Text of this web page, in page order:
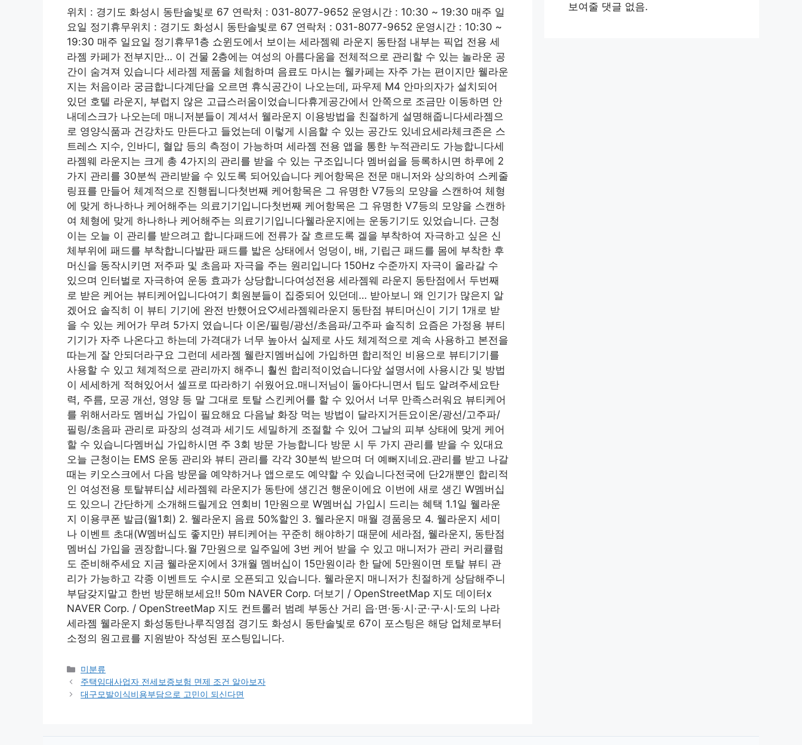
위치 : 경기도 화성시 동탄솔빛로 67 연락처 : 031-8077-9652 운영시간 : 10:30 ~ 19:30 매주 일
요일 정기휴무위치 : 경기도 화성시 동탄솔빛로 67 연락처 : 031-8077-9652 운영시간 : 10:30 ~
19:30 매주 일요일 정기휴무1층 쇼윈도에서 보이는 세라젬웨 라운지 동탄점 내부는 픽업 전용 세
라젬 카페가 전부지만… 이 건물 2층에는 여성의 아름다움을 전체적으로 관리할 수 있는 놀라운 공
간이 숨겨져 있습니다 세라젬 제품을 체험하며 음료도 마시는 웰카페는 자주 가는 편이지만 웰라운
지는 처음이라 궁금합니다계단을 오르면 휴식공간이 나오는데, 파우제 M4 안마의자가 설치되어
있던 호텔 라운지, 부럽지 않은 고급스러움이었습니다휴게공간에서 안쪽으로 조금만 이동하면 안
내데스크가 나오는데 매니저분들이 계셔서 웰라운지 이용방법을 친절하게 설명해줍니다세라젬으
로 영양식품과 건강차도 만든다고 들었는데 이렇게 시음할 수 있는 공간도 있네요세라체크존은 스
트레스 지수, 인바디, 혈압 등의 측정이 가능하며 세라젬 전용 앱을 통한 누적관리도 가능합니다세
라젬웨 라운지는 크게 총 4가지의 관리를 받을 수 있는 구조입니다 멤버쉽을 등록하시면 하루에 2
가지 관리를 30분씩 관리받을 수 있도록 되어있습니다 케어항목은 전문 매니저와 상의하여 스케줄
링표를 만들어 체계적으로 진행됩니다첫번째 케어항목은 그 유명한 V7등의 모양을 스캔하여 체형
에 맞게 하나하나 케어해주는 의료기기입니다첫번째 케어항목은 그 유명한 V7등의 모양을 스캔하
여 체형에 맞게 하나하나 케어해주는 의료기기입니다웰라운지에는 운동기기도 있었습니다. 근청
이는 오늘 이 관리를 받으려고 합니다패드에 전류가 잘 흐르도록 겔을 부착하여 자극하고 싶은 신
체부위에 패드를 부착합니다발판 패드를 밟은 상태에서 엉덩이, 배, 기립근 패드를 몸에 부착한 후
머신을 동작시키면 저주파 및 초음파 자극을 주는 원리입니다 150Hz 수준까지 자극이 올라갈 수
있으며 인터벌로 자극하여 운동 효과가 상당합니다여성전용 세라젬웨 라운지 동탄점에서 두번째
로 받은 케어는 뷰티케어입니다여기 회원분들이 집중되어 있던데… 받아보니 왜 인기가 많은지 알
겠어요 솔직히 이 뷰티 기기에 완전 반했어요♡세라젬웨라운지 동탄점 뷰티머신이 기기 1개로 받
을 수 있는 케어가 무려 5가지 였습니다 이온/필링/광선/초음파/고주파 솔직히 요즘은 가정용 뷰티
기기가 자주 나온다고 하는데 가격대가 너무 높아서 실제로 사도 체계적으로 계속 사용하고 본전을
따는게 잘 안되더라구요 그런데 세라젬 웰란지멤버십에 가입하면 합리적인 비용으로 뷰티기기를
사용할 수 있고 체계적으로 관리까지 해주니 훨씬 합리적이었습니다앞 설명서에 사용시간 및 방법
이 세세하게 적혀있어서 셀프로 따라하기 쉬웠어요.매니저님이 돌아다니면서 팁도 알려주세요탄
력, 주름, 모공 개선, 영양 등 말 그대로 토탈 스킨케어를 할 수 있어서 너무 만족스러워요 뷰티케어
를 위해서라도 멤버십 가입이 필요해요 다음날 화장 먹는 방법이 달라지거든요이온/광선/고주파/
필링/초음파 관리로 파장의 성격과 세기도 세밀하게 조절할 수 있어 그날의 피부 상태에 맞게 케어
할 수 있습니다멤버십 가입하시면 주 3회 방문 가능합니다 방문 시 두 가지 관리를 받을 수 있대요
오늘 근청이는 EMS 운동 관리와 뷰티 관리를 각각 30분씩 받으며 더 예뻐지네요.관리를 받고 나갈
때는 키오스크에서 다음 방문을 예약하거나 앱으로도 예약할 수 있습니다전국에 단2개뿐인 합리적
인 여성전용 토탈뷰티샵 세라젬웨 라운지가 동탄에 생긴건 행운이에요 이번에 새로 생긴 W멤버십
도 있으니 간단하게 소개해드릴게요 연회비 1만원으로 W멤버십 가입시 드리는 혜택 1.1일 웰라운
지 이용쿠폰 발급(월1회) 2. 웰라운지 음료 50%할인 3. 웰라운지 매월 경품응모 4. 웰라운지 세미
나 이벤트 초대(W멤버십도 좋지만) 뷰티케어는 꾸준히 해야하기 때문에 세라점, 웰라운지, 동탄점
멤버십 가입을 권장합니다.월 7만원으로 일주일에 3번 케어 받을 수 있고 매니저가 관리 커리큘럼
도 준비해주세요 지금 웰라운지에서 3개월 멤버십이 15만원이라 한 달에 5만원이면 토탈 뷰티 관
리가 가능하고 각종 이벤트도 수시로 오픈되고 있습니다. 웰라운지 매니저가 친절하게 상담해주니
부담갖지말고 한번 방문해보세요!! 50m NAVER Corp. 더보기 / OpenStreetMap 지도 데이터x
NAVER Corp. / OpenStreetMap 지도 컨트롤러 범례 부동산 거리 읍·면·동·시·군·구·시·도의 나라
세라젬 웰라운지 화성동탄나루직영점 경기도 화성시 동탄솔빛로 67이 포스팅은 해당 업체로부터
소정의 원고료를 지원받아 작성된 포스팅입니다.
Categories
미분류
주택임대사업자 전세보증보험 면제 조건 알아보자
대구모발이식비용부담으로 고민이 되신다면
보여줄 댓글 없음.